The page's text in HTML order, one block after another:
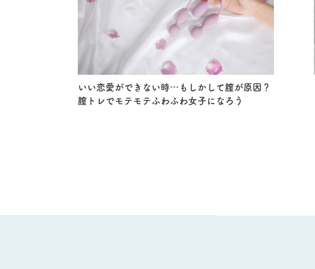
いい恋愛ができない時…もしかして膣が原因？
膣トレでモテモテふわふわ女子になろう